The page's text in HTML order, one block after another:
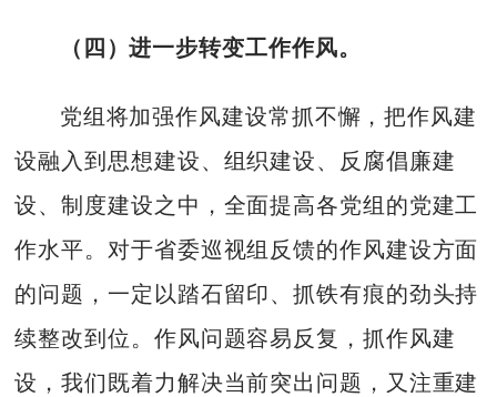
（四）进一步转变工作作风。
党组将加强作风建设常抓不懈，把作风建
设融入到思想建设、组织建设、反腐倡廉建
设、制度建设之中，全面提高各党组的党建工
作水平。对于省委巡视组反馈的作风建设方面
的问题，一定以踏石留印、抓铁有痕的劲头持
续整改到位。作风问题容易反复，抓作风建
设，我们既着力解决当前突出问题，又注重建